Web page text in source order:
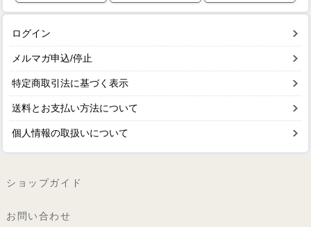
ログイン
メルマガ申込/停止
特定商取引法に基づく表示
送料とお支払い方法について
個人情報の取扱いについて
ショップガイド
お問い合わせ